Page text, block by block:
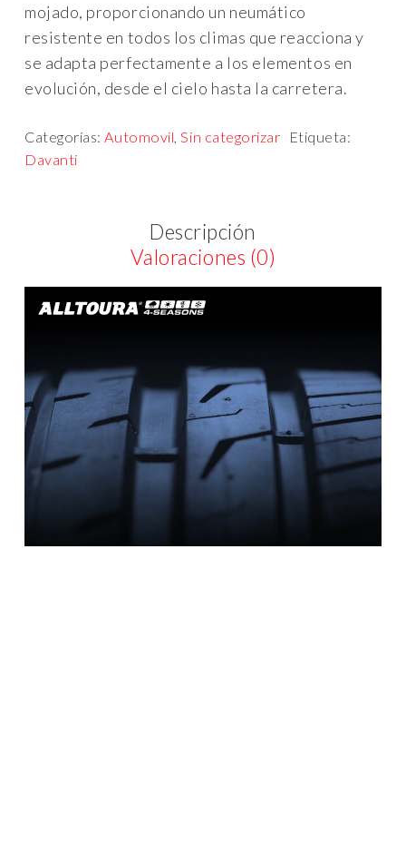
mojado, proporcionando un neumático
resistente en todos los climas que reacciona y
se adapta perfectamente a los elementos en
evolución, desde el cielo hasta la carretera.
Categorías:Automovil,Sin categorizar
Etiqueta:
Davanti
Descripción
Valoraciones (0)